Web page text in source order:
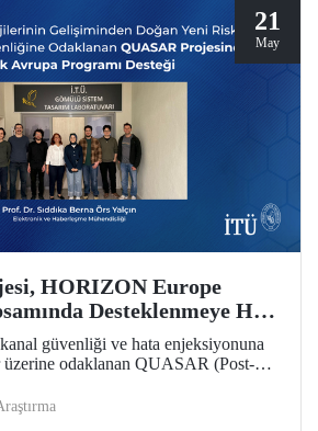
21
May
HORIZON Europe
Desteklenmeye Hak
güvenliği ve hata enjeksiyonuna
üzerine odaklanan QUASAR (Post-
V Platforms) projesi, HORIZON